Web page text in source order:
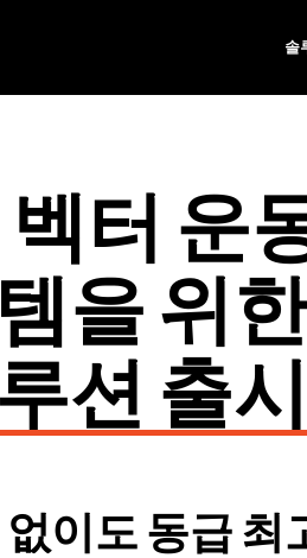
솔
터 운
을 위
션 출시
이도 동급 최